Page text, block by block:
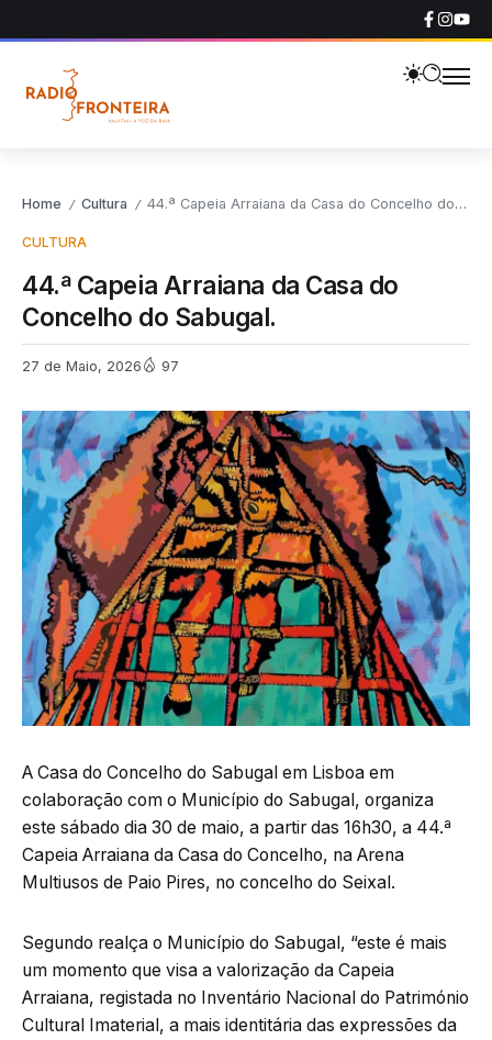
Home / Cultura / 44.ª Capeia Arraiana da Casa do Concelho do Sabugal.
CULTURA
44.ª Capeia Arraiana da Casa do
Concelho do Sabugal.
27 de Maio, 2026 97
A Casa do Concelho do Sabugal em Lisboa em
colaboração com o Município do Sabugal, organiza
este sábado dia 30 de maio, a partir das 16h30, a 44.ª
Capeia Arraiana da Casa do Concelho, na Arena
Multiusos de Paio Pires, no concelho do Seixal.
Segundo realça o Município do Sabugal, “este é mais
um momento que visa a valorização da Capeia
Arraiana, registada no Inventário Nacional do Património
Cultural Imaterial, a mais identitária das expressões da